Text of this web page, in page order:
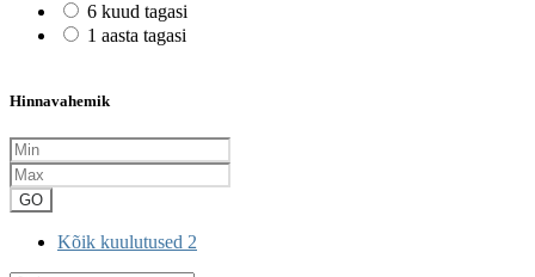
6 kuud tagasi
1 aasta tagasi
Hinnavahemik
GO
Kõik kuulutused 2